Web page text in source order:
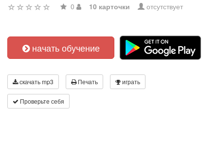
0 10 карточки отсутствует
начать обучение
скачать mp3 Печать играть
Проверьте себя